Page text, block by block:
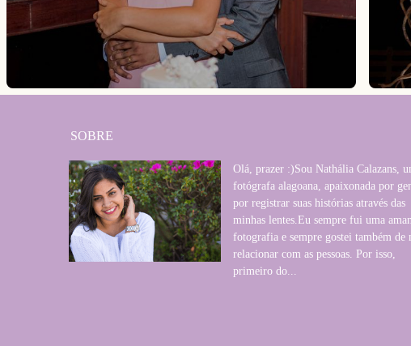
SOBRE
Olá, prazer :)Sou Nathália Calazans,
fotógrafa alagoana, apaixonada por
por registrar suas histórias através das
minhas lentes.Eu sempre fui uma
fotografia e sempre gostei também de
relacionar com as pessoas. Por isso,
primeiro do...